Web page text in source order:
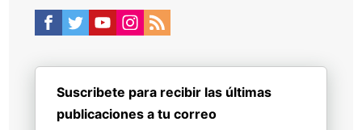
Suscribete para recibir las últimas
publicaciones a tu correo